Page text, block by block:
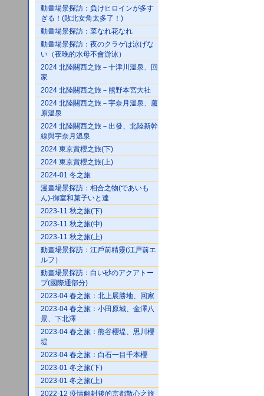
動畫場景探訪：負けヒロインが多す
ぎる！(敗北女角太多了！)
動畫場景探訪：菜なれ花なれ
動畫場景探訪：夜のクラゲは泳げな
い（夜晚的水母不會游泳）
2024 北陸關西之旅－十津川溫泉、回
家
2024 北陸關西之旅－熊野本宮大社
2024 北陸關西之旅－宇奈月溫泉、蘆
原溫泉
2024 北陸關西之旅－出發、北陸新幹
線與宇奈月溫泉
2024 東京賞櫻之旅(下)
2024 東京賞櫻之旅(上)
2024-01 冬之旅
漫畫場景探訪：相合之物(であいも
ん)-御室和菓子いと達
2023-11 秋之旅(下)
2023-11 秋之旅(中)
2023-11 秋之旅(上)
動畫場景探訪：江戶前精靈(江戸前エ
ルフ）
動畫場景探訪：白い砂のアクアトー
プ(國際通部分)
2023-04 春之旅：北上展勝地、回家
2023-04 春之旅：小田原城、金澤八
景、下北澤
2023-04 春之旅：熊谷櫻堤、思川櫻
堤
2023-04 春之旅：白石一目千本櫻
2023-01 冬之旅(下)
2023-01 冬之旅(上)
2022-12 疫情解封後的京都散心之旅